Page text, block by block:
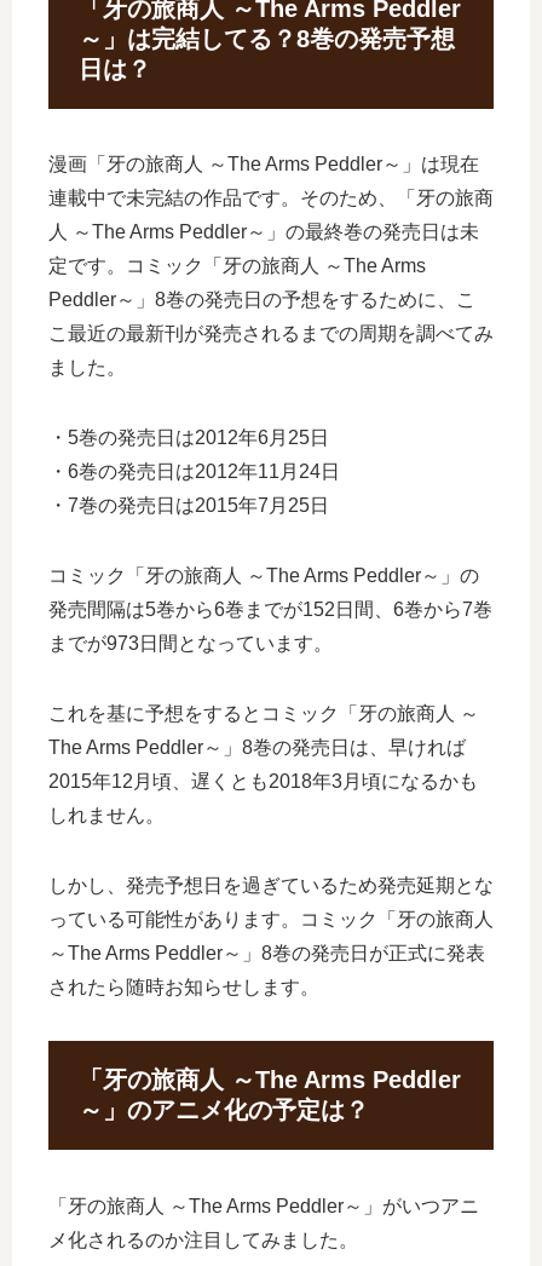
「牙の旅商人 ～The Arms Peddler
～」は完結してる？8巻の発売予想
日は？
漫画「牙の旅商人 ～The Arms Peddler～」は現在
連載中で未完結の作品です。そのため、「牙の旅商
人 ～The Arms Peddler～」の最終巻の発売日は未
定です。コミック「牙の旅商人 ～The Arms
Peddler～」8巻の発売日の予想をするために、こ
こ最近の最新刊が発売されるまでの周期を調べてみ
ました。
・5巻の発売日は2012年6月25日
・6巻の発売日は2012年11月24日
・7巻の発売日は2015年7月25日
コミック「牙の旅商人 ～The Arms Peddler～」の
発売間隔は5巻から6巻までが152日間、6巻から7巻
までが973日間となっています。
これを基に予想をするとコミック「牙の旅商人 ～
The Arms Peddler～」8巻の発売日は、早ければ
2015年12月頃、遅くとも2018年3月頃になるかも
しれません。
しかし、発売予想日を過ぎているため発売延期とな
っている可能性があります。コミック「牙の旅商人
～The Arms Peddler～」8巻の発売日が正式に発表
されたら随時お知らせします。
「牙の旅商人 ～The Arms Peddler
～」のアニメ化の予定は？
「牙の旅商人 ～The Arms Peddler～」がいつアニ
メ化されるのか注目してみました。